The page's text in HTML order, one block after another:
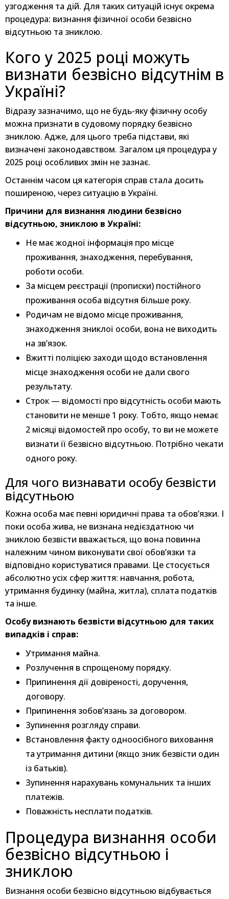
узгодження та дій. Для таких ситуацій існує окрема
процедура: визнання фізичної особи безвісно
відсутньою та зниклою.
Кого у 2025 році можуть
визнати безвісно відсутнім в
Україні?
Відразу зазначимо, що не будь-яку фізичну особу
можна признати в судовому порядку безвісно
зниклою. Адже, для цього треба підстави, які
визначені законодавством. Загалом ця процедура у
2025 році особливих змін не зазнає.
Останнім часом ця категорія справ стала досить
поширеною, через ситуацію в Україні.
Причини для визнання людини безвісно
відсутньою, зниклою в Україні:
Не має жодної інформація про місце
проживання, знаходження, перебування,
роботи особи.
За місцем реєстрації (прописки) постійного
проживання особа відсутня більше року.
Родичам не відомо місце проживання,
знаходження зниклої особи, вона не виходить
на зв’язок.
Вжитті поліцією заходи щодо встановлення
місце знаходження особи не дали свого
результату.
Строк — відомості про відсутність особи мають
становити не менше 1 року. Тобто, якщо немає
2 місяці відомостей про особу, то ви не можете
визнати її безвісно відсутньою. Потрібно чекати
одного року.
Для чого визнавати особу безвісти
відсутньою
Кожна особа має певні юридичні права та обов’язки. І
поки особа жива, не визнана недієздатною чи
зниклою безвісти вважається, що вона повинна
належним чином виконувати свої обов’язки та
відповідно користуватися правами. Це стосується
абсолютно усіх сфер життя: навчання, робота,
утримання будинку (майна, житла), сплата податків
та інше.
Особу визнають безвісти відсутньою для таких
випадків і справ:
Утримання майна.
Розлучення в спрощеному порядку.
Припинення дії довіреності, доручення,
договору.
Припинення зобов’язань за договором.
Зупинення розгляду справи.
Встановлення факту одноосібного виховання
та утримання дитини (якщо зник безвісти один
із батьків).
Зупинення нарахувань комунальних та інших
платежів.
Поважність несплати податків.
Процедура визнання особи
безвісно відсутньою і
зниклою
Визнання особи безвісно відсутньою відбувається